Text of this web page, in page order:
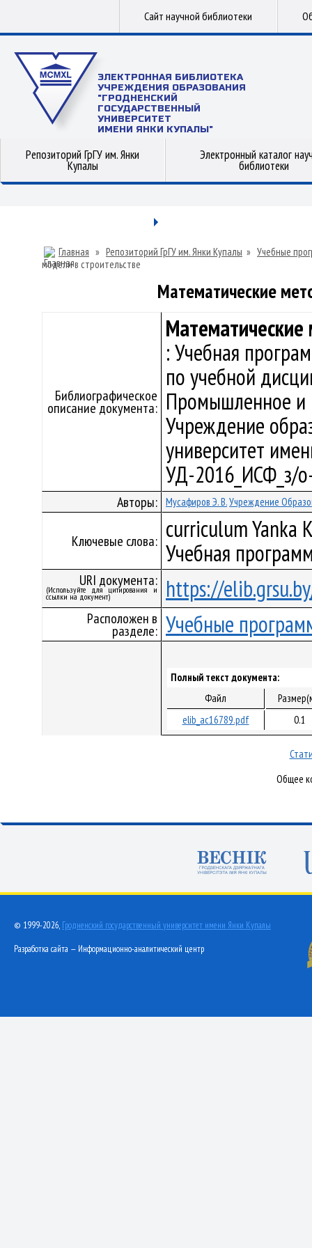
Сайт научной библиотеки
ЭЛЕКТРОННАЯ БИБЛИОТЕКА
УЧРЕЖДЕНИЯ ОБРАЗОВАНИЯ
"ГРОДНЕНСКИЙ
ГОСУДАРСТВЕННЫЙ
УНИВЕРСИТЕТ
ИМЕНИ ЯНКИ КУПАЛЫ"
Репозиторий ГрГУ им. Янки
Купалы
Электронный каталог
библиотеки
Главная » Репозиторий ГрГУ им. Янки Купалы » Учебные
модели в строительстве
Математические
Библиографическое
описание документа:
: Учебная
по учебной
Промышленное и
Учреждение
университет
УД-2016_ИСФ_з/
Авторы: Мусафиров Э. В.Учреждение
Ключевые слова: curriculum Yanka
Учебная
URI документа:
(Используйте для цитирования и
ссылки на документ) https://
Расположен в
разделе: Учебные
Полный текст документа:
Файл
elib_ac16789.pdf
0.1
Общее
© 1999-2026, Гродненский государственный университет имени Янки Купалы
Разработка сайта — Информационно-аналитический центр